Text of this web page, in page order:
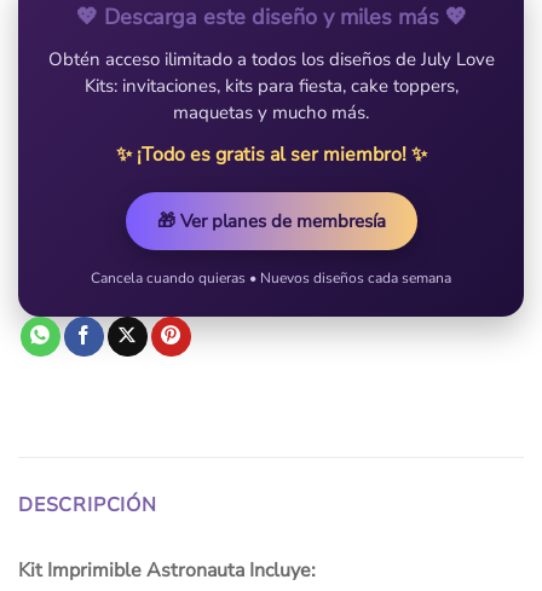
💖 Descarga este diseño y miles más 💖
Obtén acceso ilimitado a todos los diseños de July Love
Kits: invitaciones, kits para fiesta, cake toppers,
maquetas y mucho más.
✨ ¡Todo es gratis al ser miembro! ✨
🎁 Ver planes de membresía
Cancela cuando quieras • Nuevos diseños cada semana
DESCRIPCIÓN
Kit Imprimible Astronauta Incluye: